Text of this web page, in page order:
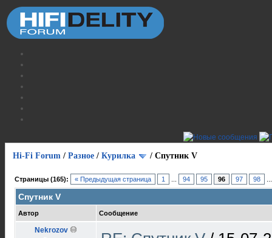
Hi-Fi Forum / Разное / Курилка / Спутник V
Страницы (165): « Предыдущая страница 1 94 95 96 97 98
Спутник V
Автор Сообщение
Nekrozov